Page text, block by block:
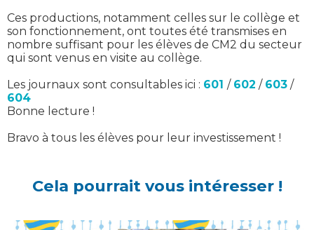
Ces productions, notamment celles sur le collège et
son fonctionnement, ont toutes été transmises en
nombre suffisant pour les élèves de CM2 du secteur
qui sont venus en visite au collège.
Les journaux sont consultables ici : 601 / 602 / 603 /
604
Bonne lecture !
Bravo à tous les élèves pour leur investissement !
Cela pourrait vous intéresser !